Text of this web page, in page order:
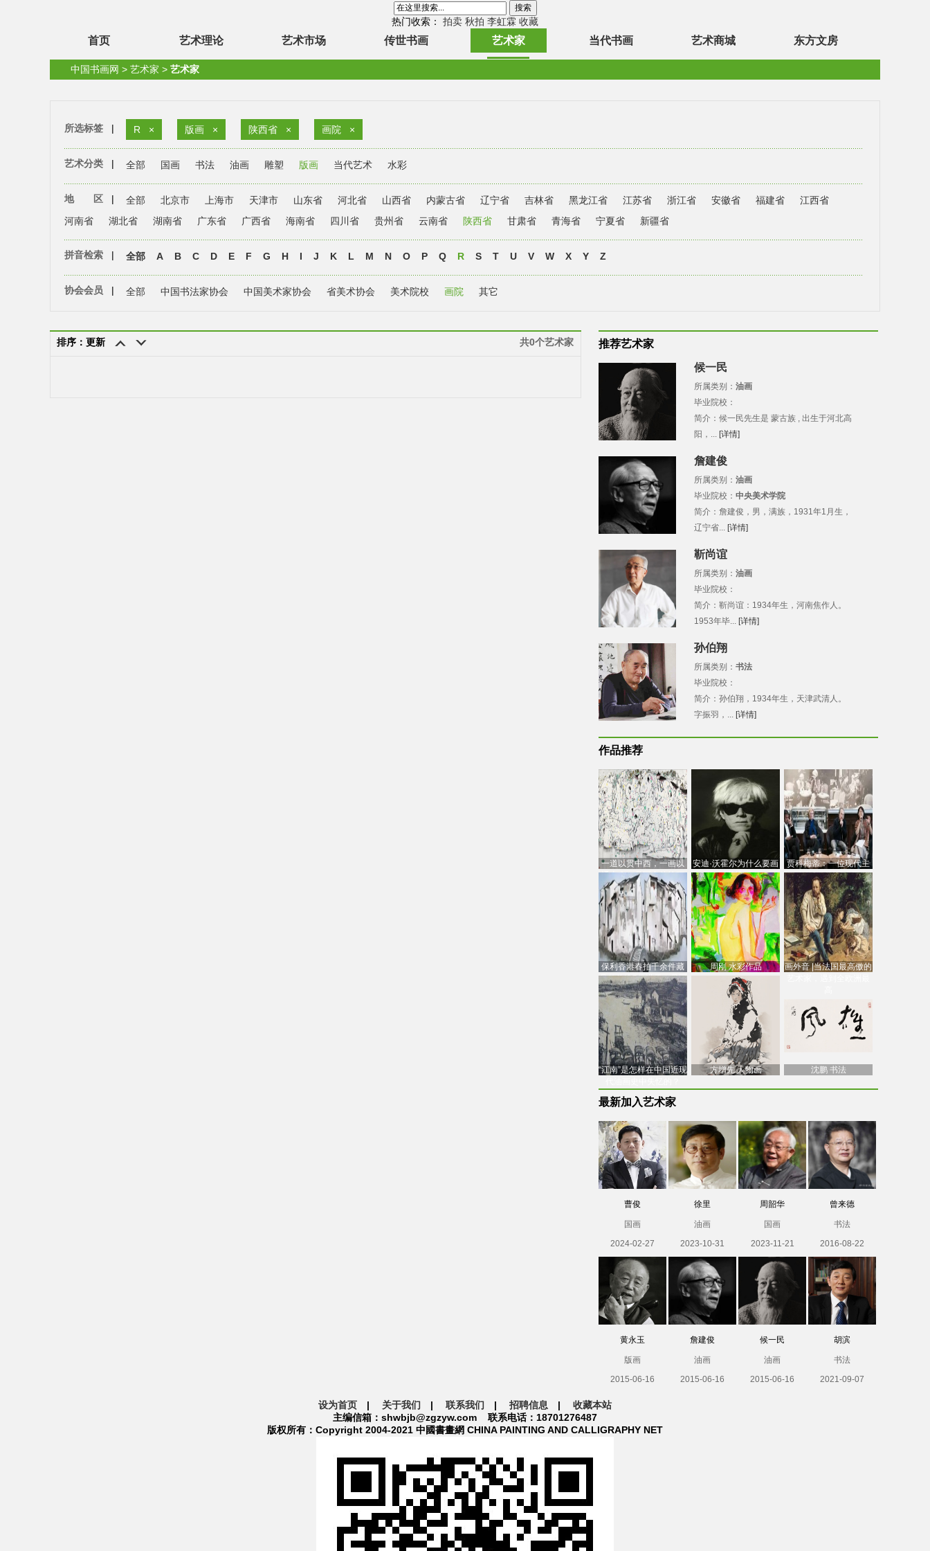
热门收索： 拍卖 秋拍 李虹霖 收藏
首页 艺术理论 艺术市场 传世书画 艺术家 当代书画 艺术商城 东方文房
中国书画网 > 艺术家 > 艺术家
所选标签 | R × 版画 × 陕西省 × 画院 ×
艺术分类 | 全部 国画 书法 油画 雕塑 版画 当代艺术 水彩
地 区 | 全部 北京市 上海市 天津市 山东省 河北省 山西省 内蒙古省 辽宁省 吉林省 黑龙江省 江苏省 浙江省 安徽省 福建省
江西省
河南省
湖北省 湖南省 广东省 广西省 海南省 四川省 贵州省 云南省 陕西省 甘肃省 青海省 宁夏省 新疆省
拼音检索 | 全部 A B C D E F G H I J K L M N O P Q R S T U V W X Y Z
协会会员 | 全部 中国书法家协会 中国美术家协会 省美术协会 美术院校 画院 其它
排序：更新 共0个艺术家 推荐艺术家
候一民
所属类别： 油画
毕业院校：
简介：候一民先生是 蒙古族 , 出生于河北高
阳，... [详情]
詹建俊
所属类别： 油画
毕业院校： 中央美术学院
简介：詹建俊，男，满族，1931年1月生，
辽宁省... [详情]
靳尚谊
所属类别： 油画
毕业院校：
简介：靳尚谊：1934年生，河南焦作人。
1953年毕... [详情]
孙伯翔
所属类别： 书法
毕业院校：
简介：孙伯翔，1934年生，天津武清人。
字振羽，... [详情]
作品推荐
一道以贯中西，一画以
通古今：吴冠中的绘画
创
安迪·沃霍尔为什么要画
芭比
贾科梅蒂：一位现代主
义的“当代”艺术家
保利香港春拍千余件藏
品估价逾7亿港元，吴冠
中
周刚 水彩作品
画外音 |当法国最高傲的
“江南”是怎样在中国近现
方增先 人物画 沈鹏 书法
最新加入艺术家
曹俊
国画
2024-02-27
徐里
油画
2023-10-31
周韶华
国画
2023-11-21
曾来德
书法
2016-08-22
黄永玉
版画
2015-06-16
詹建俊
油画
2015-06-16
候一民
油画
2015-06-16
胡滨
书法
2021-09-07
设为首页 | 关于我们 | 联系我们 | 招聘信息 | 收藏本站
主编信箱：shwbjb@zgzyw.com 联系电话：18701276487
版权所有：Copyright 2004-2021 中國書畫網 CHINA PAINTING AND CALLIGRAPHY NET